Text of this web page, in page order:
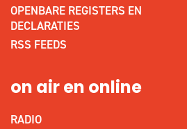
OPENBARE REGISTERS EN
DECLARATIES
RSS FEEDS
on air en online
RADIO